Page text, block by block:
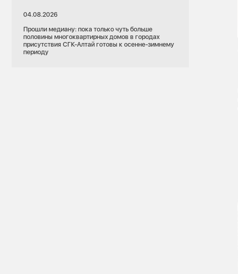
04.08.2026
Прошли медиану: пока только чуть больше
половины многоквартирных домов в городах
присутствия СГК-Алтай готовы к осенне-зимнему
периоду